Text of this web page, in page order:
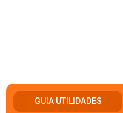
GUIA UTILIDADES